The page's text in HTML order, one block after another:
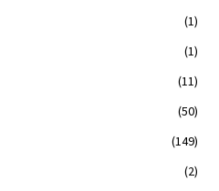
(1)
(1)
(11)
(50)
(149)
(2)